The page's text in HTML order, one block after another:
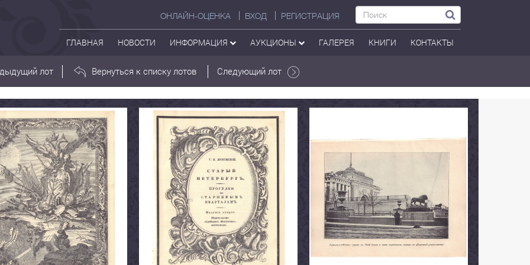
ОНЛАЙН-ОЦЕНКА ВХОД РЕГИСТРАЦИЯ
ГЛАВНАЯ НОВОСТИ ИНФОРМАЦИЯ АУКЦИОНЫ ГАЛЕРЕЯ КНИГИ КОНТАКТЫ
лот Вернуться к списку лотов Следующий лот